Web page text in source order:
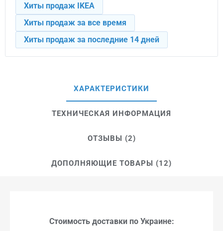
Хиты продаж IKEA
Хиты продаж за все время
Хиты продаж за последние 14 дней
ХАРАКТЕРИСТИКИ
ТЕХНИЧЕСКАЯ ИНФОРМАЦИЯ
ОТЗЫВЫ (2)
ДОПОЛНЯЮЩИЕ ТОВАРЫ (12)
Стоимость доставки по Украине: